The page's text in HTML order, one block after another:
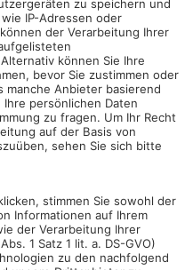
Teil des
beließ es bei
hessische
Grenzgängern im
erspart. Maske
noch in Kliniken,